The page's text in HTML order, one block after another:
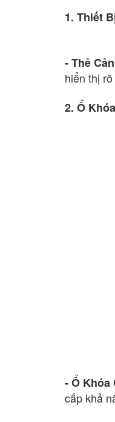
1. Thiết
- Thẻ
hiển thị
2. Ổ
- Ổ Khóa
cấp khả